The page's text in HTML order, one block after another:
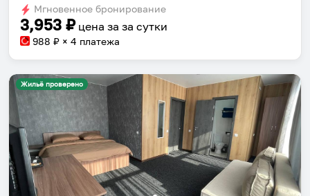
changing
dates.
changing
dates.
Мгновенное бронирование
3,953 ₽ цена за за сутки
988 ₽ × 4 платежа
Жильё проверено